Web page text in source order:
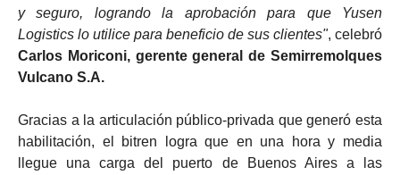
y seguro, logrando la aprobación para que Yusen
Logistics lo utilice para beneficio de sus clientes", celebró
Carlos Moriconi, gerente general de Semirremolques
Vulcano S.A.
Gracias a la articulación público-privada que generó esta
habilitación, el bitren logra que en una hora y media
llegue una carga del puerto de Buenos Aires a las